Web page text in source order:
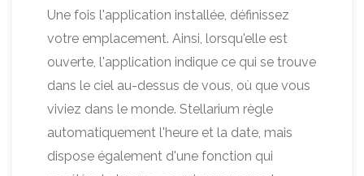
Une fois l'application installée, définissez
votre emplacement. Ainsi, lorsqu'elle est
ouverte, l'application indique ce qui se trouve
dans le ciel au-dessus de vous, où que vous
viviez dans le monde. Stellarium règle
automatiquement l'heure et la date, mais
dispose également d'une fonction qui